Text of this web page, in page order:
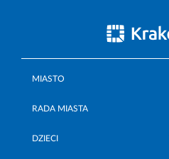
MIASTO
RADA MIASTA
DZIECI